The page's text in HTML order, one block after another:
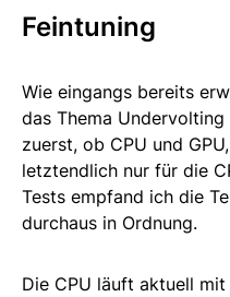
Feintuning
Wie eingangs bereits
das Thema
zuerst, ob CPU und
letztendlich nur für die
Tests empfand ich die
durchaus in Ordnung.
Die CPU läuft aktuell mit